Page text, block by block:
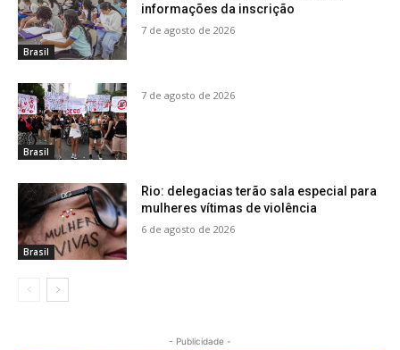
Brasil
informações da inscrição
7 de agosto de 2026
Brasil
7 de agosto de 2026
Brasil
Rio: delegacias terão sala especial para
mulheres vítimas de violência
6 de agosto de 2026
- Publicidade -